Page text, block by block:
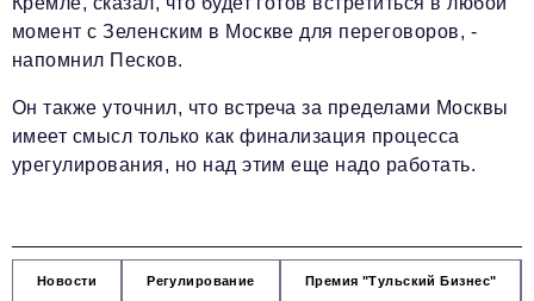
момент с Зеленским в Москве для переговоров, -
напомнил Песков.
Он также уточнил, что встреча за пределами Москвы
имеет смысл только как финализация процесса
урегулирования, но над этим еще надо работать.
Новости Регулирование Премия "Тульский Бизнес"